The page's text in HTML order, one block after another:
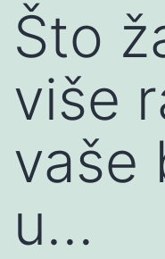
Što
više
vaše
u…